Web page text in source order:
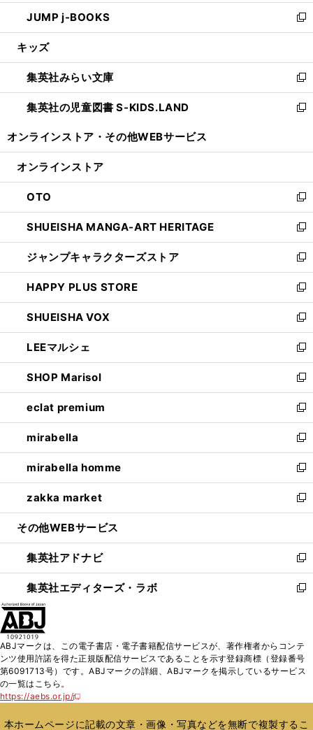
ウ
で
開
ン
ド
ウ
開
く
ウ
ィ
ン
ウ
で
開
く
し
い
ウ
ン
ド
ウ
で
JUMP j-BOOKS
新
し
ウ
ィ
ン
ド
開
キッズ
集英社みらい文庫
新
し
い
ン
ウ
で
開
く
集英社の児童図書 S-KIDS.LAND
新
ウ
ン
ド
ウ
で
開
く
オンラインストア・ その他WEBサービス
オンラインストア
OTO
新
し
い
ウ
ィ
ン
ド
ウ
で
開
く
SHUEISHA MANGA-ART HERITAGE
新
し
い
ウ
ィ
ン
ド
ウ
で
開
く
ジャンプキャラクターズストア
新
し
い
ウ
ィ
ン
ド
ウ
で
開
く
HAPPY PLUS STORE
新
し
い
ウ
ィ
ン
ド
ウ
で
開
く
SHUEISHA VOX
新
し
い
ウ
ィ
ン
ド
ウ
で
開
く
LEEマルシェ
新
し
い
ウ
ィ
ン
ド
ウ
で
開
く
SHOP Marisol
新
し
い
ウ
ィ
ン
ド
ウ
で
開
eclat premium
新
し
い
ウ
ィ
ン
ド
ウ
開
く
mirabella
新
し
い
ウ
ィ
ン
ウ
で
開
く
mirabella homme
新
し
い
ウ
ン
ド
ウ
で
zakka market
新
し
ウ
ィ
ン
ド
く
その他WEBサービス
集英社アドナビ
新
し
い
ド
ウ
で
集英社エディターズ・ラボ
新
ィ
ン
ド
開
ABJマークは、この電子書店・電子書籍配信サービスが、著作権者からコンテ
ンツ使用許諾を得た正規版配信サービスであることを示す登録商標（登録番号
第6091713号）です。ABJマークの詳細、ABJマークを掲示しているサービス
の一覧はこちら。
https://aebs.or.jp/
新
い
本ホームページに記載の文章・画像・写真などを無断で複製するこ